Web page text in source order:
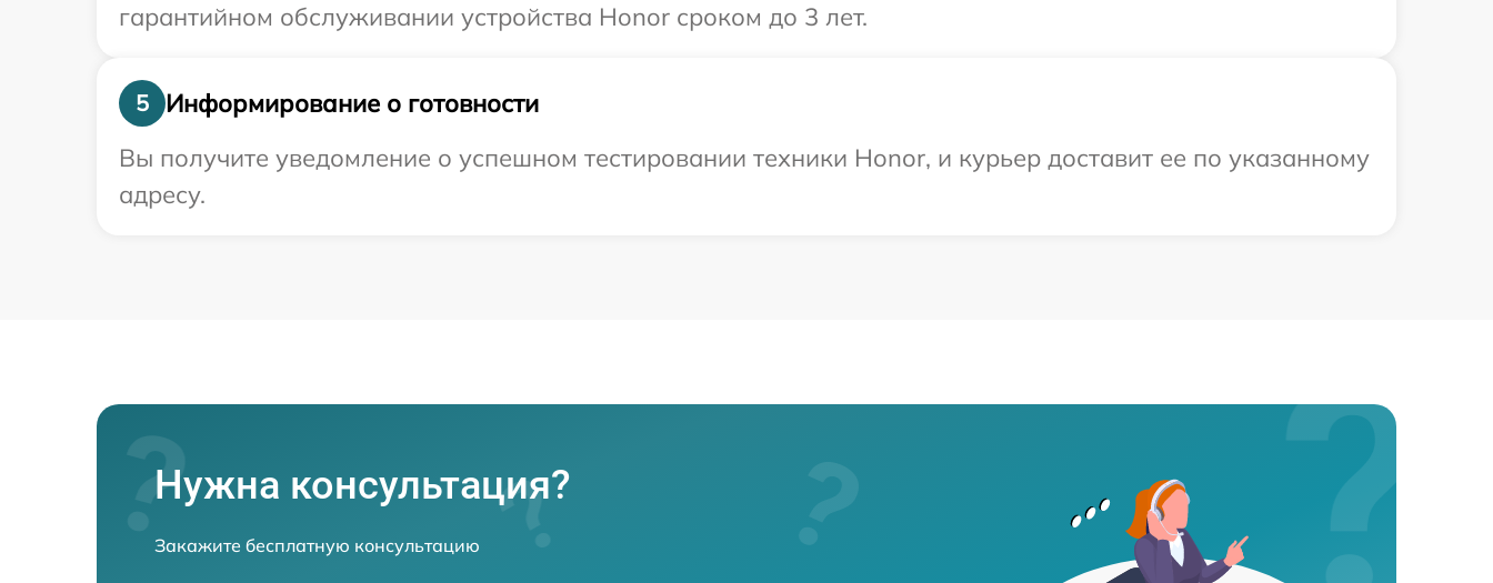
гарантийном обслуживании устройства Honor сроком до 3 лет.
5
Информирование о готовности
Вы получите уведомление о успешном тестировании техники Honor, и курьер доставит ее по указанному
адресу.
Нужна консультация?
Закажите бесплатную консультацию